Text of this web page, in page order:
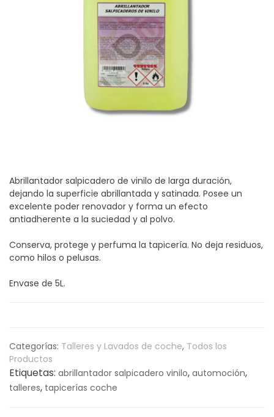
Abrillantador salpicadero de vinilo de larga duración,
dejando la superficie abrillantada y satinada. Posee un
excelente poder renovador y forma un efecto
antiadherente a la suciedad y al polvo.
Conserva, protege y perfuma la tapicería. No deja residuos,
como hilos o pelusas.
Envase de 5L.
Categorías: Talleres y Lavados de coche, Todos los
Productos
Etiquetas: abrillantador salpicadero vinilo, automoción,
talleres, tapicerías coche